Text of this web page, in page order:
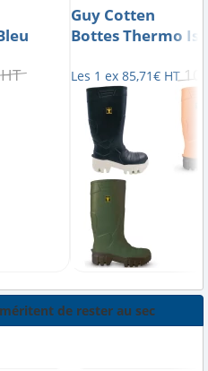
HT
Guy Cotten
Bottes Thermo
Les 1 ex 85,71€ HT
de rester au sec